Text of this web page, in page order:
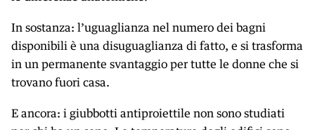
In sostanza: l’uguaglianza nel numero dei bagni
disponibili è una disuguaglianza di fatto, e si trasforma
in un permanente svantaggio per tutte le donne che si
trovano fuori casa.
E ancora: i giubbotti antiproiettile non sono studiati